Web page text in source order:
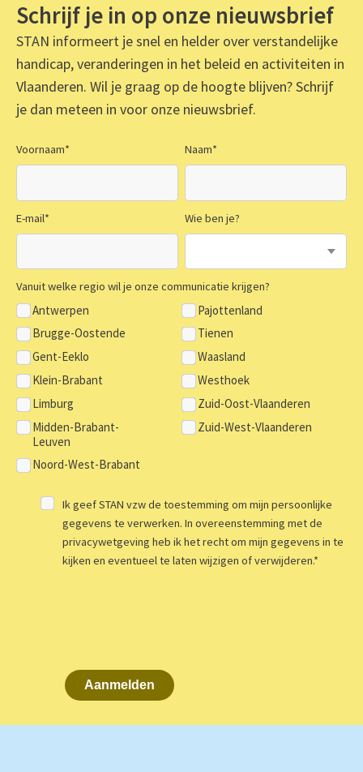
Schrijf je in op onze nieuwsbrief
STAN informeert je snel en helder over verstandelijke
handicap, veranderingen in het beleid en activiteiten in
Vlaanderen. Wil je graag op de hoogte blijven? Schrijf
je dan meteen in voor onze nieuwsbrief.
Voornaam* Naam*
E-mail* Wie ben je?
Vanuit welke regio wil je onze communicatie krijgen?
Antwerpen
Pajottenland
Brugge-Oostende
Tienen
Gent-Eeklo
Waasland
Klein-Brabant
Westhoek
Limburg
Zuid-Oost-Vlaanderen
Midden-Brabant-
Leuven
Zuid-West-Vlaanderen
Noord-West-Brabant
Ik geef STAN vzw de toestemming om mijn persoonlijke
gegevens te verwerken. In overeenstemming met de
privacywetgeving heb ik het recht om mijn gegevens in te
kijken en eventueel te laten wijzigen of verwijderen.*
Aanmelden